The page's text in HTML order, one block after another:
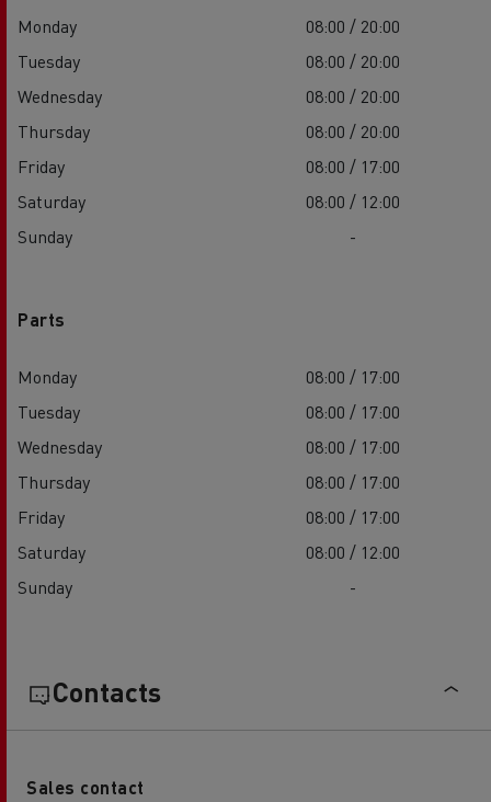
Monday
08:00 / 20:00
Tuesday
08:00 / 20:00
Wednesday
08:00 / 20:00
Thursday
08:00 / 20:00
Friday
08:00 / 17:00
Saturday
08:00 / 12:00
Sunday
-
Parts
Monday
08:00 / 17:00
Tuesday
08:00 / 17:00
Wednesday
08:00 / 17:00
Thursday
08:00 / 17:00
Friday
08:00 / 17:00
Saturday
08:00 / 12:00
Sunday
-
Contacts
Sales contact